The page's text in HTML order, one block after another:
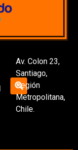
Av. Colon 23,
Santiago,
Región
Metropolitana,
Chile.